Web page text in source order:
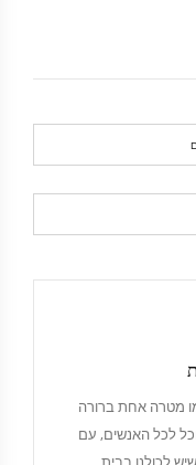
מטרה אחת ברורה
לכל האנשים, עם